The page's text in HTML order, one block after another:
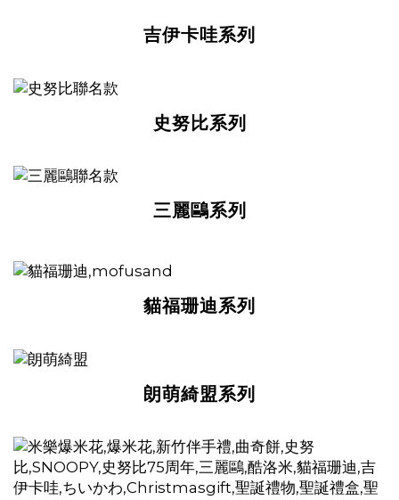
吉伊卡哇系列
史努比系列
三麗鷗系列
貓福珊迪系列
朗萌綺盟系列